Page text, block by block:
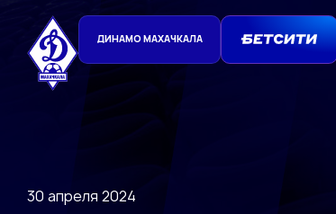
ДИНАМО МАХАЧКАЛА
30 апреля 2024